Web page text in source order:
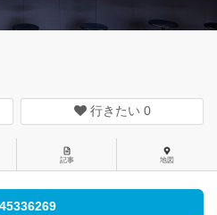
行きたい 0
記事 地図